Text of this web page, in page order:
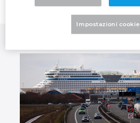
South Africa
South Korea
Spain
Impostazioni cookie